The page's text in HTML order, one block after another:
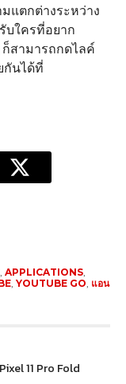
แตกต่างระหว่าง
บใครที่อยาก
สามารถกดไลค์
กันได้ที่
APPLICATIONS,
, YOUTUBE GO แอน
11 Pro Fold